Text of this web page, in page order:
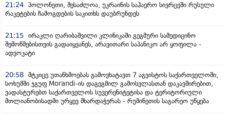
21:24 პოლონეთი, შესაძლოა, უკრაინის საჰაერო სივრცეში რუსული
რაკეტების ჩამოგდების საკითხს დაუბრუნდეს
21:15 ირაკლი ღარიბაშვილი კლინიკაში გეგმური სამედიცინო
შემოწმებისთვის გადაიყვანეს, არავითარი საპანიკო არ ყოფილა -
ადვოკატი
20:58 მტკიცე უთანხმოებას გამოვხატავთ 7 აგვისტოს საქართველოში,
სოხუმში ჯგუფ Morandi-ის დაგეგმილ გამოსვლასთან დაკავშირებით,
ვადასტურებთ საქართველოს სუვერენიტეტისა და ტერიტორიული
მთლიანობისადმი ურყევ მხარდაჭერას - რუმინეთის საგარეო უწყება